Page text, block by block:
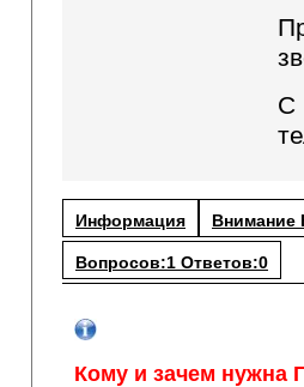
С
Информация
Вопросов:1 Ответов:0
Кому и зачем нужна